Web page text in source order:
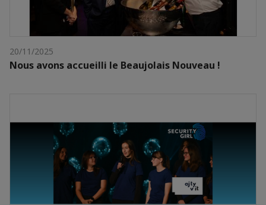
20/11/2025
Nous avons accueilli le Beaujolais Nouveau !